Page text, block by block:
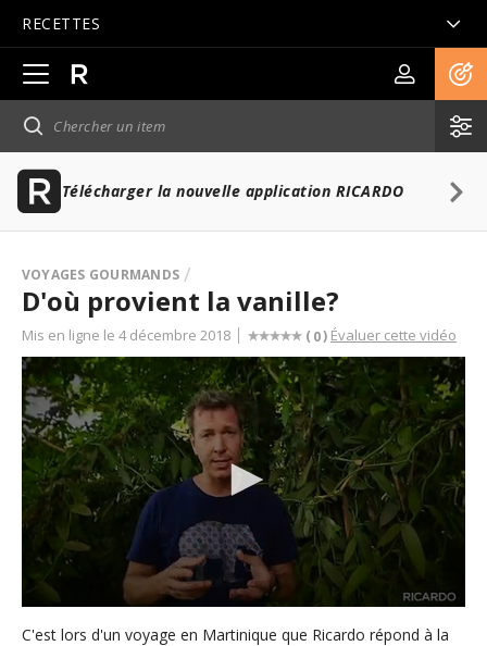
RECETTES
Ouvrir
la
navigation
principale
Télécharger la nouvelle application RICARDO
VOYAGES GOURMANDS
D'où provient la vanille?
Mis en ligne le 4 décembre 2018 ( 0) Évaluer cette vidéo
s
C'est lors d'un voyage en Martinique que Ricardo répond à la